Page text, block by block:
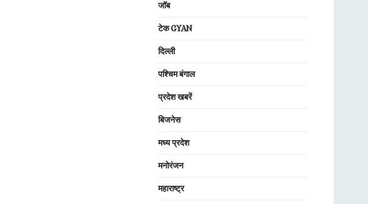
जॉब
टेक GYAN
दिल्ली
पश्चिम बंगाल
प्रदेश खबरें
बिजनेस
मध्य प्रदेश
मनोरंजन
महाराष्ट्र